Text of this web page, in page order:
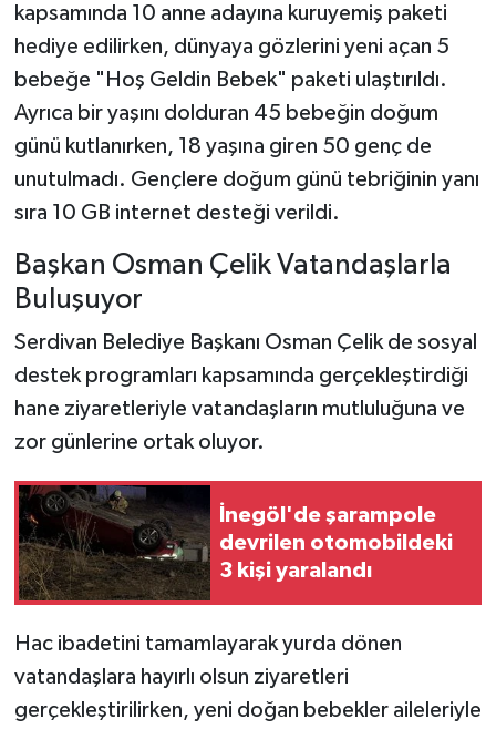
kapsamında 10 anne adayına kuruyemiş paketi
hediye edilirken, dünyaya gözlerini yeni açan 5
bebeğe "Hoş Geldin Bebek" paketi ulaştırıldı.
Ayrıca bir yaşını dolduran 45 bebeğin doğum
günü kutlanırken, 18 yaşına giren 50 genç de
unutulmadı. Gençlere doğum günü tebriğinin yanı
sıra 10 GB internet desteği verildi.
Başkan Osman Çelik Vatandaşlarla
Buluşuyor
Serdivan Belediye Başkanı Osman Çelik de sosyal
destek programları kapsamında gerçekleştirdiği
hane ziyaretleriyle vatandaşların mutluluğuna ve
zor günlerine ortak oluyor.
İnegöl'de şarampole
devrilen otomobildeki
3 kişi yaralandı
Hac ibadetini tamamlayarak yurda dönen
vatandaşlara hayırlı olsun ziyaretleri
gerçekleştirilirken, yeni doğan bebekler aileleriyle